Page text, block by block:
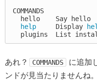
COMMANDS
  hello    Say hello
help Display
あれ？ COMMANDS に追加
ンドが見当たりませんね。